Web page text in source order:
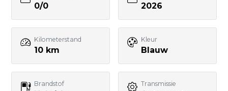
0/0 2026
Kilometerstand
10 km
Kleur
Blauw
Brandstof Transmissie